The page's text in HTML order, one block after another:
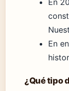
En
¿Qué tipo